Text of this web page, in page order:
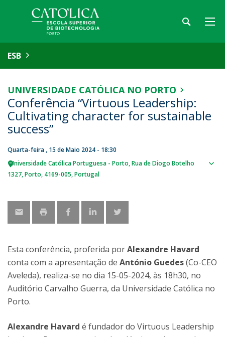
ESB
UNIVERSIDADE CATÓLICA NO PORTO
Conferência “Virtuous Leadership:
Cultivating character for sustainable
success”
Quarta-feira , 15 de Maio 2024 - 18:30
Universidade Católica Portuguesa - Porto Rua de Diogo Botelho
1327 Porto 4169-005 Portugal
Esta conferência, proferida porAlexandre Havard
conta com a apresentação de António Guedes(Co-CEO
Aveleda), realiza-se no dia 15-05-2024, às 18h30, no
Auditório Carvalho Guerra, da Universidade Católica no
Porto.
Alexandre Havard é fundador do Virtuous Leadership